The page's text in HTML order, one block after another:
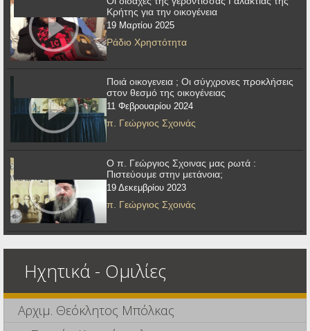
Κρήτης για την οικογένεια
19 Μαρτίου 2025
Ράδιο Χρηστότητα
Ποιά οικογενεια ; Οι σύγχρονες προκλήσεις
στον θεσμό της οικογένειας
11 Φεβρουαρίου 2024
π. Γεώργιος Σχοινάς
Ο π. Γεώργιος Σχοινας μας ρωτά :
Πιστεύουμε στην μετάνοια;
19 Δεκεμβρίου 2023
π. Γεώργιος Σχοινάς
Ηχητικά - Ομιλίες
Αρχιμ. Θεόκλητος Μπόλκας